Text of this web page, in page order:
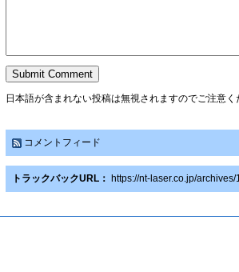
日本語が含まれない投稿は無視されますのでご注意く
コメントフィード
トラックバックURL： https://nt-laser.co.jp/